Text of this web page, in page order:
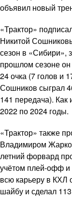
объявил новый
«Трактор»
Никитой
сезон в «Сибири»,
прошлом сезоне он
24 очка (7 голов и
Сошников сыграл
141 передача). Как
2022 по 2024 годы.
«Трактор» также
Владимиром
летний форвард
учётом плей-офф и
всю карьеру в КХЛ
шайбу и сделал